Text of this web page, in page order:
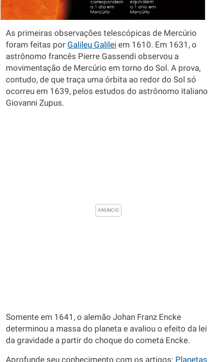
As primeiras observações telescópicas de Mercúrio
foram feitas por Galileu Galilei em 1610. Em 1631, o
astrônomo francês Pierre Gassendi observou a
movimentação de Mercúrio em torno do Sol. A prova,
contudo, de que traça uma órbita ao redor do Sol só
ocorreu em 1639, pelos estudos do astrônomo italiano
Giovanni Zupus.
Somente em 1641, o alemão Johan Franz Encke
determinou a massa do planeta e avaliou o efeito da lei
da gravidade a partir do choque do cometa Encke.
Aprofunde seu conhecimento com os artigos: Planetas